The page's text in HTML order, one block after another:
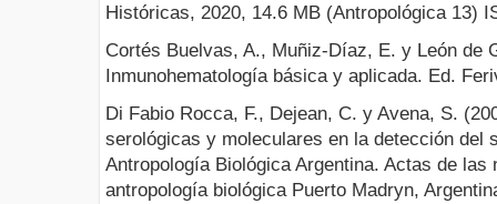
Históricas, 2020, 14.6 MB (Antropológica 13)
Cortés Buelvas, A., Muñiz-Díaz, E. y León de
Inmunohematología básica y aplicada. Ed.
Di Fabio Rocca, F., Dejean, C. y Avena, S.
serológicas y moleculares en la detección del
Antropología Biológica Argentina. Actas de las
antropología biológica Puerto Madryn,